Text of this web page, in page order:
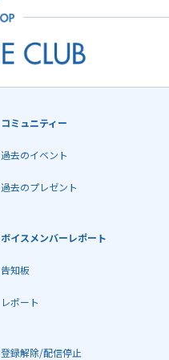
コミュニティー
過去のイベント
過去のプレゼント
ボイスメンバーレポート
告知板
レポート
登録解除/配信停止